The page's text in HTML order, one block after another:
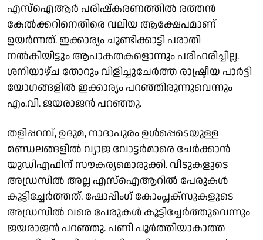
എസ്ഐആർ പരിഷ്കരണത്തിൽ രത്തൻ
കേൽക്കറിനെതിരെ വലിയ ആക്ഷേപമാണ്
ഉയർന്നത്. ഇക്കാര്യം ചൂണ്ടിക്കാട്ടി പരാതി
നൽകിയിട്ടും ആപാകതകളൊന്നും പരിഹരിച്ചില്ല.
ശനിയാഴ്ച തോറും വിളിച്ചുചേർത്ത രാഷ്ട്രീയ പാർട്ടി
യോഗങ്ങളിൽ ഇക്കാര്യം പറഞ്ഞിരുന്നുവെന്നും
എം.വി. ജയരാജൻ പറഞ്ഞു.
തളിപ്പറമ്പ്, ഉദുമ, നാദാപുരം ഉൾപ്പെടെയുള്ള
മണ്ഡലങ്ങളിൽ വ്യാജ വോട്ടർമാരെ ചേർക്കാൻ
യുഡിഎഫിന് സൗകര്യമൊരുക്കി. വീടുകളുടെ
അഡ്രസിൽ അല്ല എസ്ഐആറിൽ പേരുകൾ
കൂട്ടിച്ചേർത്തത്. ഷോപ്പിംഗ് കോംപ്ലക്സുകളുടെ
അഡ്രസിൽ വരെ പേരുകൾ കൂട്ടിച്ചേർത്തുവെന്നും
ജയരാജൻ പറഞ്ഞു. പണി പൂർത്തിയാകാത്ത